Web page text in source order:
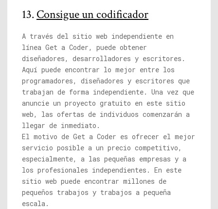
13. Consigue un codificador
A través del sitio web independiente en
línea Get a Coder, puede obtener
diseñadores, desarrolladores y escritores.
Aquí puede encontrar lo mejor entre los
programadores, diseñadores y escritores que
trabajan de forma independiente. Una vez que
anuncie un proyecto gratuito en este sitio
web, las ofertas de individuos comenzarán a
llegar de inmediato.
El motivo de Get a Coder es ofrecer el mejor
servicio posible a un precio competitivo,
especialmente, a las pequeñas empresas y a
los profesionales independientes. En este
sitio web puede encontrar millones de
pequeños trabajos y trabajos a pequeña
escala.